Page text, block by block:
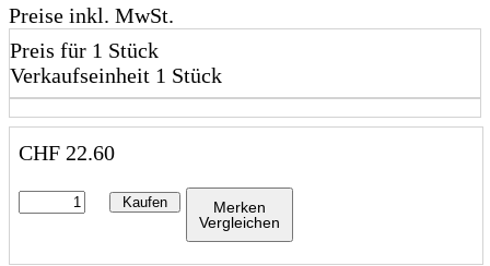
Preise inkl. MwSt.
Preis für 1 Stück
Verkaufseinheit 1 Stück
CHF 22.60
Kaufen
Merken
Vergleichen